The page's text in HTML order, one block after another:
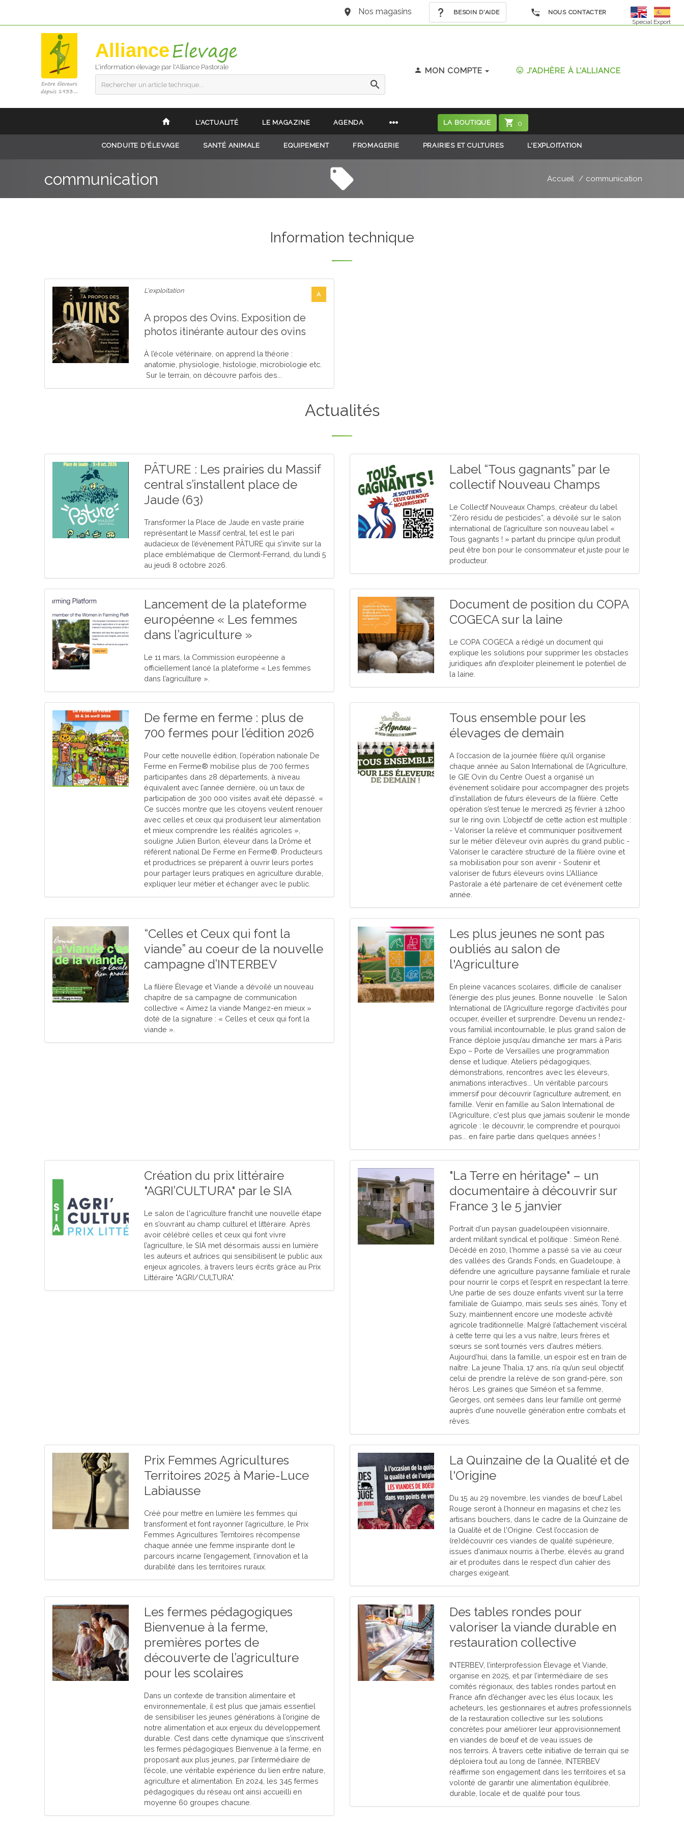
Nos magasins BESOIN D'AIDE
NOUS CONTACTER
Special Export
Alliance
L'information élevage par l'Alliance Pastorale
Rechercher un article technique...
MON COMPTE J'ADHÈRE À L'ALLIANCE
L'ACTUALITÉ LE MAGAZINE AGENDA LA BOUTIQUE 0
CONDUITE D'ÉLEVAGE SANTÉ ANIMALE EQUIPEMENT FROMAGERIE PRAIRIES ET CULTURES L'EXPLOITATION
communication Accueil communication
Information technique
A
L'exploitation
A propos des Ovins. Exposition de
photos itinérante autour des ovins
À l’école vétérinaire, on apprend la théorie :
anatomie, physiologie, histologie, microbiologie etc.
Sur le terrain, on découvre parfois des...
Actualités
PÂTURE : Les prairies du Massif
central s’installent place de
Jaude (63)
Transformer la Place de Jaude en vaste prairie
représentant le Massif central, tel est le pari
audacieux de l’événement PÂTURE qui s’invite sur la
place emblématique de Clermont-Ferrand, du lundi 5
au jeudi 8 octobre 2026.
Label “Tous gagnants” par le
collectif Nouveau Champs
Le Collectif Nouveaux Champs, créateur du label
“Zéro résidu de pesticides”, a dévoilé sur le salon
international de l’agriculture son nouveau label «
Tous gagnants ! » partant du principe qu’un produit
peut être bon pour le consommateur et juste pour le
producteur.
Lancement de la plateforme
européenne « Les femmes
dans l’agriculture »
Le 11 mars, la Commission européenne a
officiellement lancé la plateforme « Les femmes
dans l’agriculture ».
Document de position du COPA
COGECA sur la laine
Le COPA COGECA a rédigé un document qui
explique les solutions pour supprimer les obstacles
juridiques afin d’exploiter pleinement le potentiel de
la laine.
De ferme en ferme : plus de
700 fermes pour l’édition 2026
Pour cette nouvelle édition, l’opération nationale De
Ferme en Ferme® mobilise plus de 700 fermes
participantes dans 28 départements, à niveau
équivalent avec l’année dernière, où un taux de
participation de 300 000 visites avait été dépassé. «
Ce succès montre que les citoyens veulent renouer
avec celles et ceux qui produisent leur alimentation
et mieux comprendre les réalités agricoles »,
souligne Julien Burlon, éleveur dans la Drôme et
référent national De Ferme en Ferme®. Producteurs
et productrices se préparent à ouvrir leurs portes
pour partager leurs pratiques en agriculture durable,
expliquer leur métier et échanger avec le public.
Tous ensemble pour les
élevages de demain
A l’occasion de la journée filière qu’il organise
chaque année au Salon International de l’Agriculture,
le GIE Ovin du Centre Ouest a organisé un
évènement solidaire pour accompagner des projets
d’installation de futurs éleveurs de la filière. Cette
opération s’est tenue le mercredi 25 février à 12h00
sur le ring ovin. L’objectif de cette action est multiple :
- Valoriser la relève et communiquer positivement
sur le métier d’éleveur ovin auprès du grand public -
Valoriser le caractère structuré de la filière ovine et
sa mobilisation pour son avenir - Soutenir et
valoriser de futurs éleveurs ovins L’Alliance
Pastorale a été partenaire de cet événement cette
année.
“Celles et Ceux qui font la
viande” au coeur de la nouvelle
campagne d’INTERBEV
La filière Élevage et Viande a dévoilé un nouveau
chapitre de sa campagne de communication
collective « Aimez la viande Mangez-en mieux »
doté de la signature : « Celles et ceux qui font la
viande ».
Les plus jeunes ne sont pas
oubliés au salon de
l'Agriculture
En pleine vacances scolaires, difficile de canaliser
l’énergie des plus jeunes. Bonne nouvelle : le Salon
International de l’Agriculture regorge d’activités pour
occuper, éveiller et surprendre. Devenu un rendez-
vous familial incontournable, le plus grand salon de
France déploie jusqu’au dimanche 1er mars à Paris
Expo – Porte de Versailles une programmation
dense et ludique. Ateliers pédagogiques,
démonstrations, rencontres avec les éleveurs,
animations interactives... Un véritable parcours
immersif pour découvrir l’agriculture autrement, en
famille. Venir en famille au Salon International de
l'Agriculture, c'est plus que jamais soutenir le monde
agricole : le découvrir, le comprendre et pourquoi
pas... en faire partie dans quelques années !
Création du prix littéraire
"AGRI’CULTURA" par le SIA
Le salon de l'agriculture franchit une nouvelle étape
en s’ouvrant au champ culturel et littéraire. Après
avoir célébré celles et ceux qui font vivre
l’agriculture, le SIA met désormais aussi en lumière
les auteurs et autrices qui sensibilisent le public aux
enjeux agricoles, à travers leurs écrits grâce au Prix
Littéraire "AGRI/CULTURA".
"La Terre en héritage" – un
documentaire à découvrir sur
France 3 le 5 janvier
Portrait d'un paysan guadeloupéen visionnaire,
ardent militant syndical et politique : Siméon René.
Décédé en 2010, l'homme a passé sa vie au cœur
des vallées des Grands Fonds, en Guadeloupe, à
défendre une agriculture paysanne familiale et rurale
pour nourrir le corps et l’esprit en respectant la terre.
Une partie de ses douze enfants vivent sur la terre
familiale de Guiampo, mais seuls ses aînés, Tony et
Suzy, maintiennent encore une modeste activité
agricole traditionnelle. Malgré l’attachement viscéral
à cette terre qui les a vus naître, leurs frères et
sœurs se sont tournés vers d’autres métiers.
Aujourd’hui, dans la famille, un espoir est en train de
naître. La jeune Thalia, 17 ans, n’a qu’un seul objectif,
celui de prendre la relève de son grand-père, son
héros. Les graines que Siméon et sa femme,
Georges, ont semées dans leur famille ont germé
auprès d'une nouvelle génération entre combats et
rêves.
Prix Femmes Agricultures
Territoires 2025 à Marie-Luce
Labiausse
Créé pour mettre en lumière les femmes qui
transforment et font rayonner l’agriculture, le Prix
Femmes Agricultures Territoires récompense
chaque année une femme inspirante dont le
parcours incarne l’engagement, l’innovation et la
durabilité dans les territoires ruraux.
La Quinzaine de la Qualité et de
l'Origine
Du 15 au 29 novembre, les viandes de bœuf Label
Rouge seront à l’honneur en magasins et chez les
artisans bouchers, dans le cadre de la Quinzaine de
la Qualité et de l'Origine. C’est l’occasion de
(re)découvrir ces viandes de qualité supérieure,
issues d’animaux nourris à l’herbe, élevés au grand
air et produites dans le respect d’un cahier des
charges exigeant.
Les fermes pédagogiques
Bienvenue à la ferme,
premières portes de
découverte de l’agriculture
pour les scolaires
Dans un contexte de transition alimentaire et
environnementale, il est plus que jamais essentiel
de sensibiliser les jeunes générations à l’origine de
notre alimentation et aux enjeux du développement
durable. C’est dans cette dynamique que s’inscrivent
les fermes pédagogiques Bienvenue à la ferme, en
proposant aux plus jeunes, par l’intermédiaire de
l’école, une véritable expérience du lien entre nature,
agriculture et alimentation. En 2024, les 345 fermes
pédagogiques du réseau ont ainsi accueilli en
moyenne 60 groupes chacune.
Des tables rondes pour
valoriser la viande durable en
restauration collective
INTERBEV, l’interprofession Élevage et Viande,
organise en 2025, et par l’intermédiaire de ses
comités régionaux, des tables rondes partout en
France afin d’échanger avec les élus locaux, les
acheteurs, les gestionnaires et autres professionnels
de la restauration collective sur les solutions
concrètes pour améliorer leur approvisionnement
en viandes de bœuf et de veau issues de
nos terroirs. À travers cette initiative de terrain qui se
déploiera tout au long de l’année, INTERBEV
réaffirme son engagement dans les territoires et sa
volonté de garantir une alimentation équilibrée,
durable, locale et de qualité pour tous.